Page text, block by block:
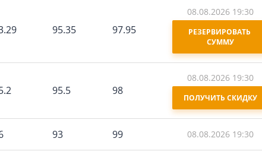
95.35 97.95
08.08.2026 19:30
РЕЗЕРВИРОВАТЬ
СУММУ
95.5 98
08.08.2026 19:30
ПОЛУЧИТЬ СКИДКУ
93 99 08.08.2026 19:30